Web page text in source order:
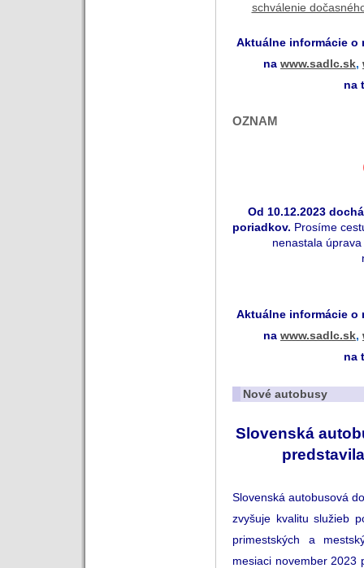
schválenie
Aktuálne informácie o
na www.sadlc.sk,
na
OZNAM
Od 10.12.2023
poriadkov. Prosíme
nenastala
Aktuálne informácie o
na www.sadlc.sk,
na
Nové autobusy
Slovenská
Slovenská autobusová
zvyšuje kvalitu služieb
primestských a
mesiaci november 2023